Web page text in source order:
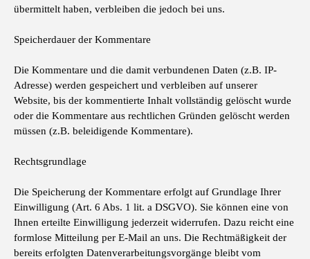
übermittelt haben, verbleiben die jedoch bei uns.
Speicherdauer der Kommentare
Die Kommentare und die damit verbundenen Daten (z.B. IP-
Adresse) werden gespeichert und verbleiben auf unserer
Website, bis der kommentierte Inhalt vollständig gelöscht wurde
oder die Kommentare aus rechtlichen Gründen gelöscht werden
müssen (z.B. beleidigende Kommentare).
Rechtsgrundlage
Die Speicherung der Kommentare erfolgt auf Grundlage Ihrer
Einwilligung (Art. 6 Abs. 1 lit. a DSGVO). Sie können eine von
Ihnen erteilte Einwilligung jederzeit widerrufen. Dazu reicht eine
formlose Mitteilung per E-Mail an uns. Die Rechtmäßigkeit der
bereits erfolgten Datenverarbeitungsvorgänge bleibt vom